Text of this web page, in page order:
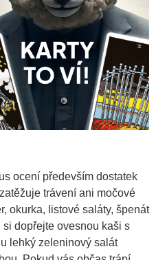
ocení především dostatek
trávení ani močové
okurka, listové saláty, špenát
dopřejte ovesnou kaši s
lehký zeleninový salát